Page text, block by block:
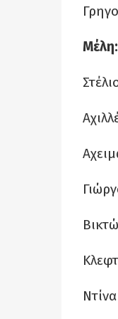
Μέλη: